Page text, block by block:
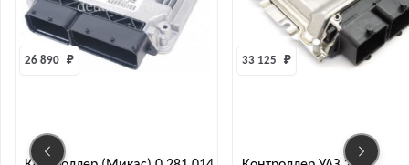
26 890 ₽ 33 125 ₽